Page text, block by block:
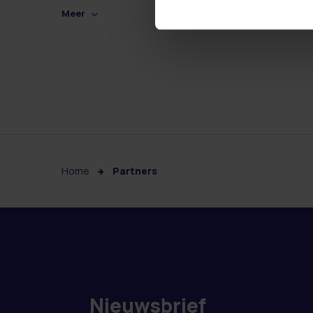
Meer
Home Partners
Nieuwsbrief